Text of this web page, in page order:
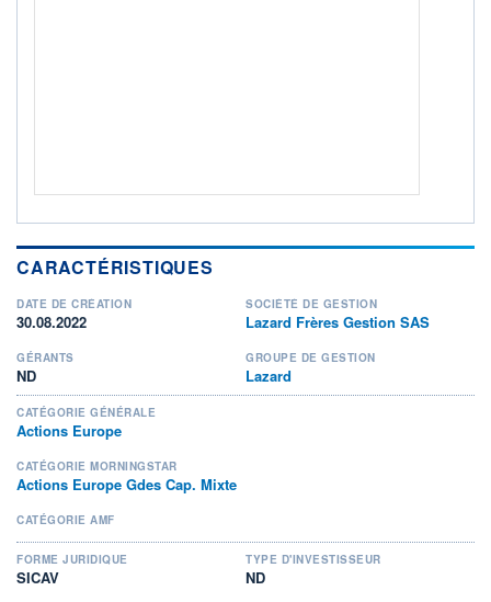
CARACTÉRISTIQUES
DATE DE CRÉATION
30.08.2022
SOCIÉTÉ DE GESTION
Lazard Frères Gestion SAS
GÉRANTS
ND
GROUPE DE GESTION
Lazard
CATÉGORIE GÉNÉRALE
Actions Europe
CATÉGORIE MORNINGSTAR
Actions Europe Gdes Cap. Mixte
CATÉGORIE AMF
FORME JURIDIQUE
SICAV
TYPE D'INVESTISSEUR
ND